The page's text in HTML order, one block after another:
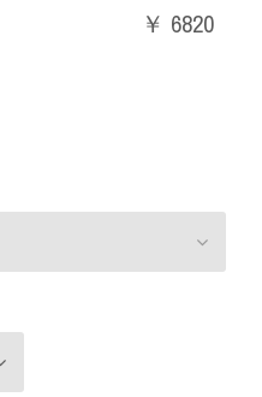
￥ 6820